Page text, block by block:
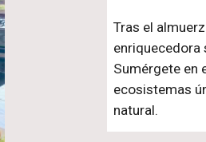
Tras el
enriquecedora
Sumérgete en
ecosistemas
natural.